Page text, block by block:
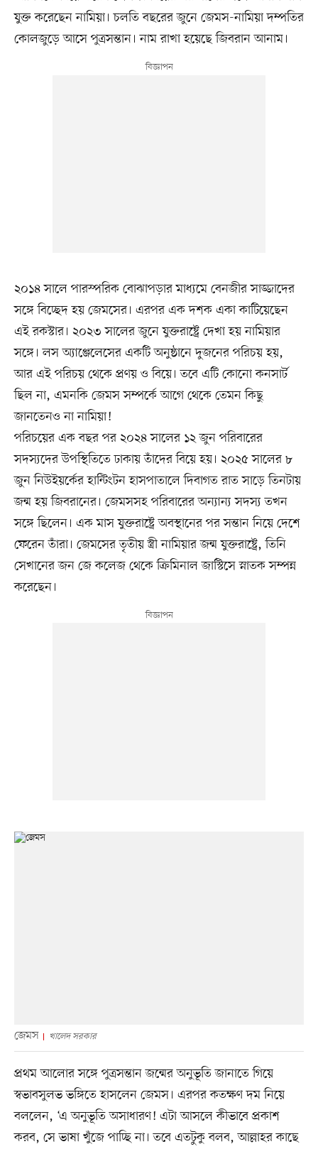
যুক্ত করেছেন নামিয়া। চলতি বছরের জুনে জেমস-নামিয়া দম্পতির
কোলজুড়ে আসে পুত্রসন্তান। নাম রাখা হয়েছে জিবরান আনাম।
২০১৪ সালে পারস্পরিক বোঝাপড়ার মাধ্যমে বেনজীর সাজ্জাদের
সঙ্গে বিচ্ছেদ হয় জেমসের। এরপর এক দশক একা কাটিয়েছেন
এই রকস্টার। ২০২৩ সালের জুনে যুক্তরাষ্ট্রে দেখা হয় নামিয়ার
সঙ্গে। লস অ্যাঞ্জেলেসের একটি অনুষ্ঠানে দুজনের পরিচয় হয়,
আর এই পরিচয় থেকে প্রণয় ও বিয়ে। তবে এটি কোনো কনসার্ট
ছিল না, এমনকি জেমস সম্পর্কে আগে থেকে তেমন কিছু
জানতেনও না নামিয়া!
পরিচয়ের এক বছর পর ২০২৪ সালের ১২ জুন পরিবারের
সদস্যদের উপস্থিতিতে ঢাকায় তাঁদের বিয়ে হয়। ২০২৫ সালের ৮
জুন নিউইয়র্কের হান্টিংটন হাসপাতালে দিবাগত রাত সাড়ে তিনটায়
জন্ম হয় জিবরানের। জেমসসহ পরিবারের অন্যান্য সদস্য তখন
সঙ্গে ছিলেন। এক মাস যুক্তরাষ্ট্রে অবস্থানের পর সন্তান নিয়ে দেশে
ফেরেন তাঁরা। জেমসের তৃতীয় স্ত্রী নামিয়ার জন্ম যুক্তরাষ্ট্রে, তিনি
সেখানের জন জে কলেজ থেকে ক্রিমিনাল জাস্টিসে স্নাতক সম্পন্ন
করেছেন।
জেমস খালেদ সরকার
প্রথম আলোর সঙ্গে পুত্রসন্তান জন্মের অনুভূতি জানাতে গিয়ে
স্বভাবসুলভ ভঙ্গিতে হাসলেন জেমস। এরপর কতক্ষণ দম নিয়ে
বললেন, ‘এ অনুভূতি অসাধারণ! এটা আসলে কীভাবে প্রকাশ
করব, সে ভাষা খুঁজে পাচ্ছি না। তবে এতটুকু বলব, আল্লাহর কাছে